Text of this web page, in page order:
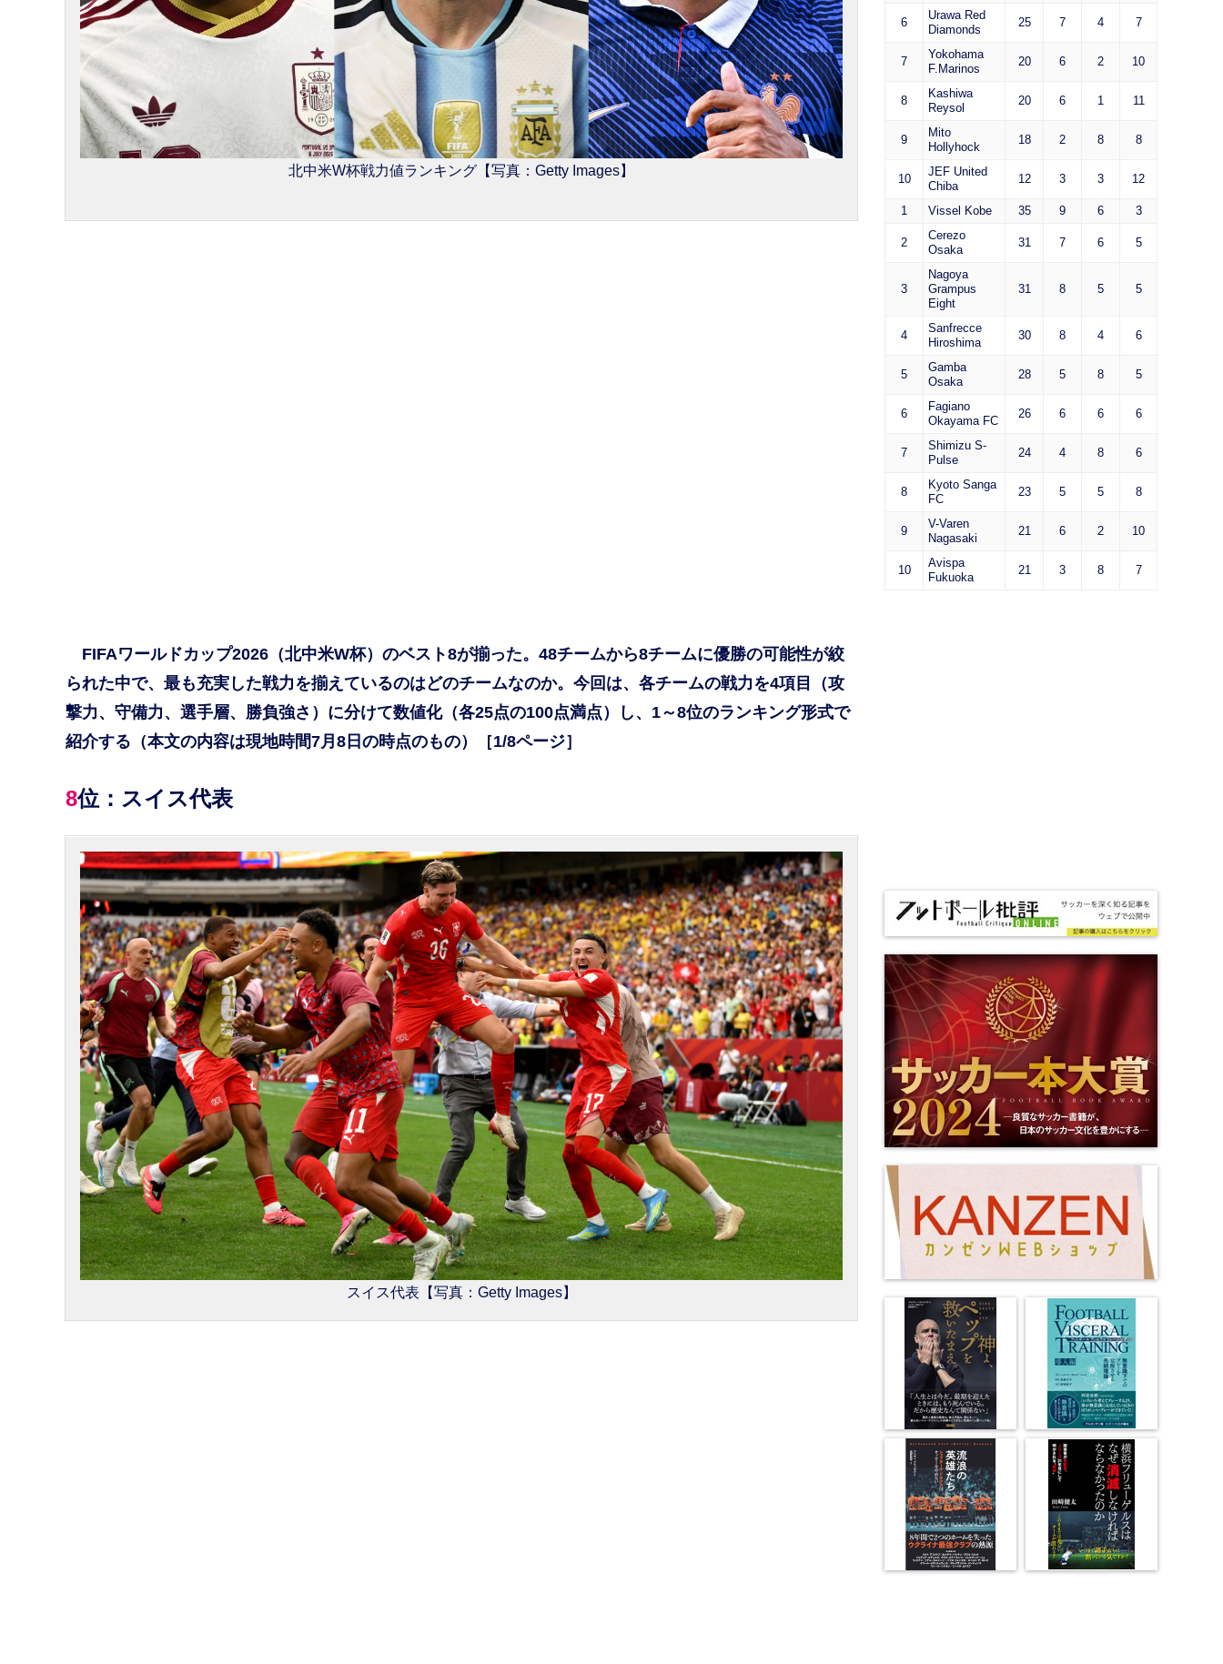
北中米W杯戦力値ランキング【写真：Getty Images】
FIFAワールドカップ2026（北中米W杯）のベスト8が揃った。48チームから8チームに優勝の可能性が絞
られた中で、最も充実した戦力を揃えているのはどのチームなのか。今回は、各チームの戦力を4項目（攻
撃力、守備力、選手層、勝負強さ）に分けて数値化（各25点の100点満点）し、1～8位のランキング形式で
紹介する（本文の内容は現地時間7月8日の時点のもの）［1/8ページ］
8位：スイス代表
スイス代表【写真：Getty Images】
6
Urawa Red
Diamonds
25 7 4 7
7
Yokohama
F.Marinos
20 6 2 10
8
Kashiwa
Reysol
20 6 1 11
9
Mito
Hollyhock
18 2 8 8
10
JEF United
Chiba
12 3 3 12
1 Vissel Kobe 35 9 6 3
2
Cerezo
Osaka
31 7 6 5
3
Nagoya
Grampus
Eight
31 8 5 5
4
Sanfrecce
Hiroshima
30 8 4 6
5
Gamba
Osaka
28 5 8 5
6
Fagiano
Okayama FC
26 6 6 6
7
Shimizu S-
Pulse
24 4 8 6
8
Kyoto Sanga
FC
23 5 5 8
9
V-Varen
Nagasaki
21 6 2 10
10
Avispa
Fukuoka
21 3 8 7